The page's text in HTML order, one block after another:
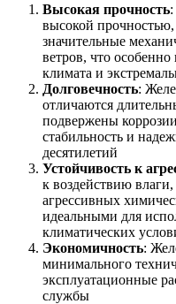
Высокая прочность
высокой
значительные
ветров, что
климата и
Долговечность:
отличаются
подвержены
стабильность и
десятилетий​
Устойчивость к
к воздействию
агрессивных
идеальными для
климатических
Экономичность:
минимального
эксплуатационные
службы​